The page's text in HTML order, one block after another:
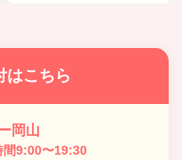
はこちら
岡山
9:00〜19:30